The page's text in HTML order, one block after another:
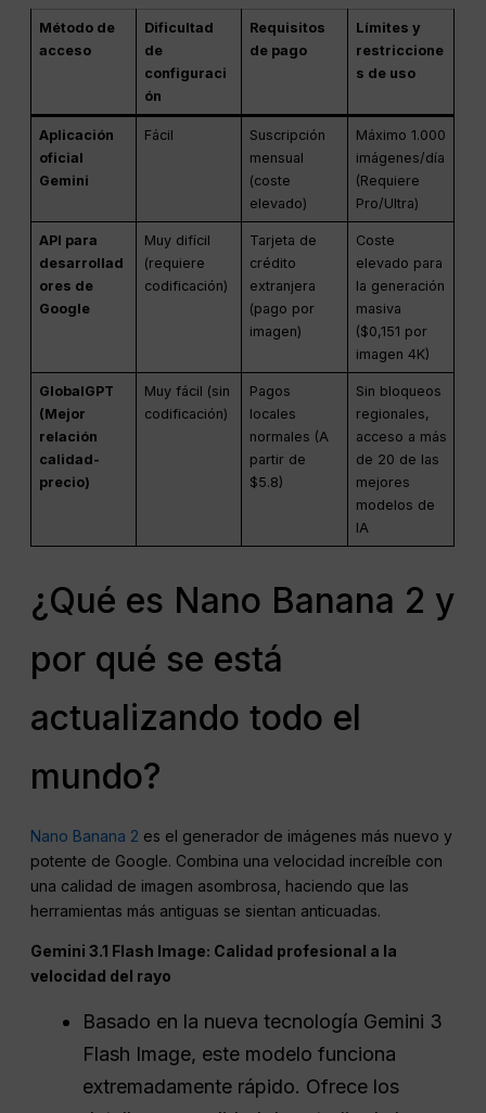
Método de
acceso
Dificultad
de
configuraci
ón
Requisitos
de pago
Límites y
restriccione
s de uso
Aplicación
oficial
Gemini
Fácil
Suscripción
mensual
(coste
elevado)
Máximo 1.000
imágenes/día
(Requiere
Pro/Ultra)
API para
desarrollad
ores de
Google
Muy difícil
(requiere
codificación)
Tarjeta de
crédito
extranjera
(pago por
imagen)
Coste
elevado para
la generación
masiva
($0,151 por
imagen 4K)
GlobalGPT
(Mejor
relación
calidad-
precio)
Muy fácil (sin
codificación)
Pagos
locales
normales (A
partir de
$5.8)
Sin bloqueos
regionales,
acceso a más
de 20 de las
mejores
modelos de
IA
¿Qué es Nano Banana 2 y
por qué se está
actualizando todo el
mundo?
Nano Banana 2 es el generador de imágenes más nuevo y
potente de Google. Combina una velocidad increíble con
una calidad de imagen asombrosa, haciendo que las
herramientas más antiguas se sientan anticuadas.
Gemini 3.1 Flash Image: Calidad profesional a la
velocidad del rayo
Basado en la nueva tecnología Gemini 3
Flash Image, este modelo funciona
extremadamente rápido. Ofrece los